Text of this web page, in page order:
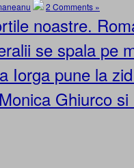
2 Comments »
noastre.
se spala pe
Iorga pune la
Ghiurco